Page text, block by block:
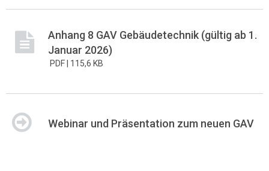
Anhang 8 GAV Gebäudetechnik (gültig ab 1.
Januar 2026)
PDF | 115,6 KB
Webinar und Präsentation zum neuen GAV